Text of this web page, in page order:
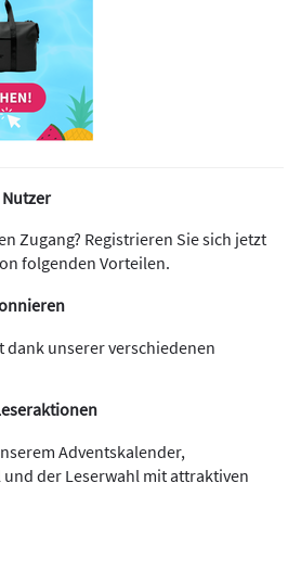
Zugang? Registrieren Sie sich jetzt
folgenden Vorteilen.
unserer verschiedenen
Adventskalender,
der Leserwahl mit attraktiven